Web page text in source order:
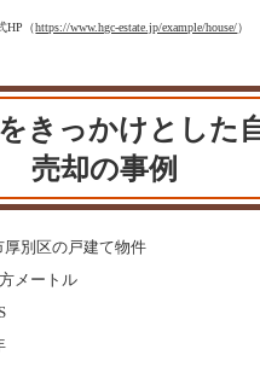
HP（https://www.hgc-estate.jp/example/house/）
きっかけとした
売却の事例
別区の戸建て物件
メートル